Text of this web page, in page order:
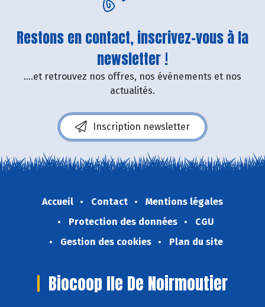
Restons en contact, inscrivez-vous à la
newsletter !
....et retrouvez nos offres, nos événements et nos
actualités.
Inscription newsletter
Accueil Contact
Mentions légales
Protection des données
CGU
Gestion des cookies
Plan du site
Biocoop Ile De Noirmoutier